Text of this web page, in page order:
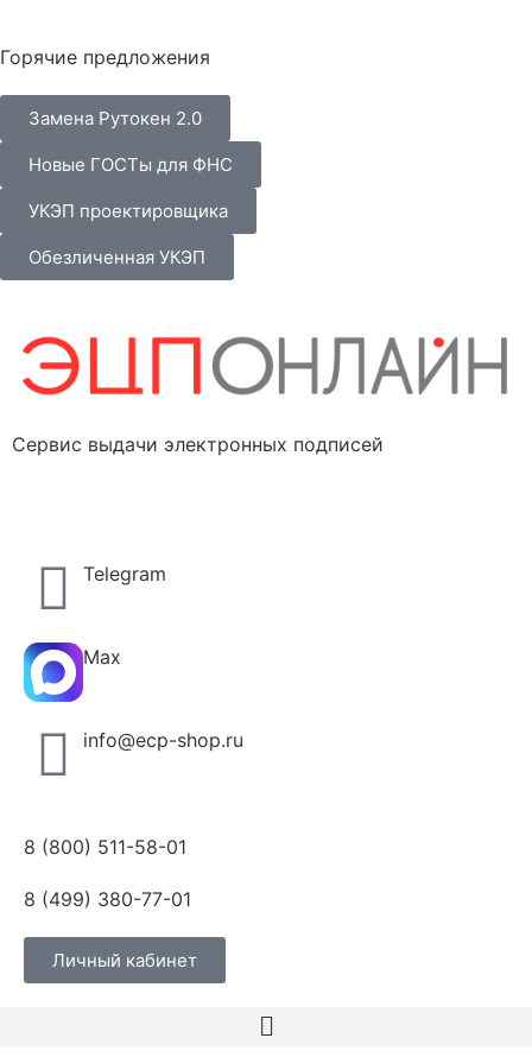
Горячие предложения
Замена Рутокен 2.0
Новые ГОСТы для ФНС
УКЭП проектировщика
Обезличенная УКЭП
Сервис выдачи электронных подписей
Telegram
Max
info@ecp-shop.ru
8 (800) 511-58-01
8 (499) 380-77-01
Личный кабинет